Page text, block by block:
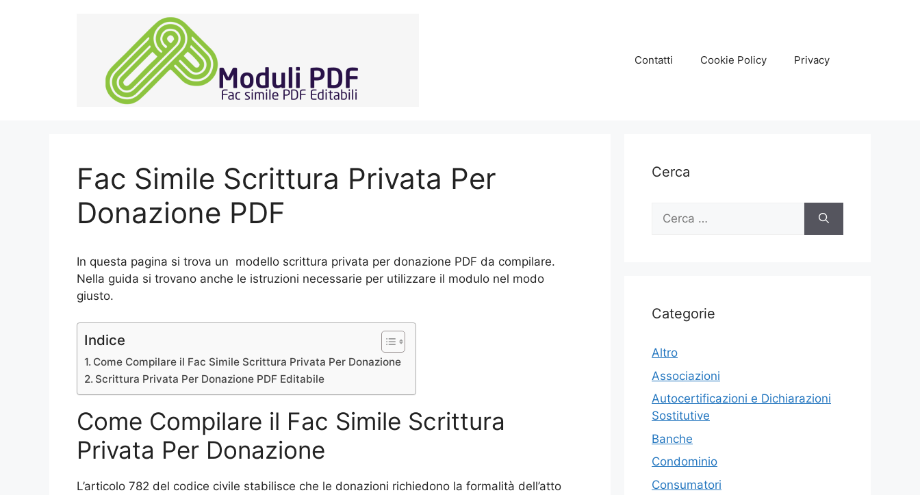
Contatti Cookie Policy Privacy
Fac Simile Scrittura Privata Per
Donazione PDF
In questa pagina si trova un modello scrittura privata per donazione PDF da compilare.
Nella guida si trovano anche le istruzioni necessarie per utilizzare il modulo nel modo
giusto.
Indice
Come Compilare il Fac Simile Scrittura Privata Per Donazione
Scrittura Privata Per Donazione PDF Editabile
Come Compilare il Fac Simile Scrittura
Privata Per Donazione
L’articolo 782 del codice civile stabilisce che le donazioni richiedono la formalità dell’atto
Cerca
Ricerca
Categorie
Altro
Associazioni
Autocertificazioni e Dichiarazioni
Sostitutive
Banche
Condominio
Consumatori